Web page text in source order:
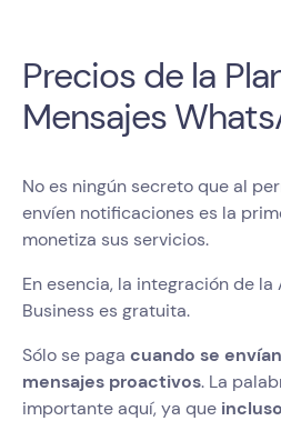
Precios de la
Mensajes
No es ningún secreto que al
envíen notificaciones es la
monetiza sus servicios.
En esencia, la integración de la
Business es gratuita.
Sólo se paga cuando se
mensajes proactivos. La
importante aquí, ya que